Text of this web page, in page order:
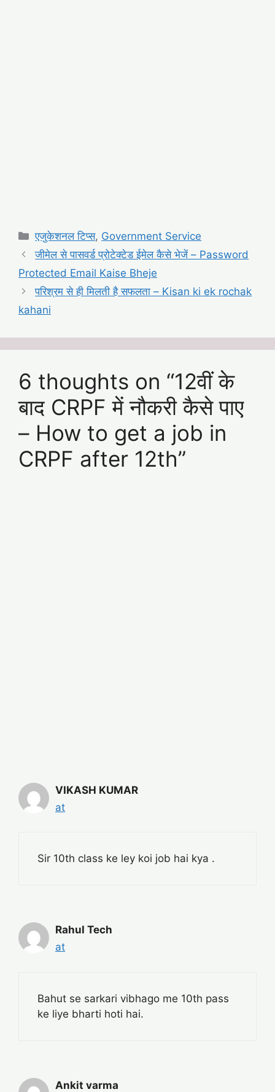
Categories
एजुकेशनल टिप्स, Government Service
जीमेल से पासवर्ड प्रोटेक्टेड ईमेल कैसे भेजें – Password
Protected Email Kaise Bheje
परिश्रम से ही मिलती है सफलता – Kisan ki ek rochak
kahani
6 thoughts on “12वीं के
बाद CRPF में नौकरी कैसे पाए
– How to get a job in
CRPF after 12th”
VIKASH KUMAR
at
Sir 10th class ke ley koi job hai kya .
Rahul Tech
at
Bahut se sarkari vibhago me 10th pass
ke liye bharti hoti hai.
Ankit varma